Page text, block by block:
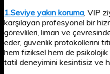
1.Seviye yakın koruma , VIP
karşılayan profesyonel bir
görevlileri, liman ve
eder, güvenlik protokollerini
hem fiziksel hem de psikolojik
tatil deneyimini kesintisiz ve